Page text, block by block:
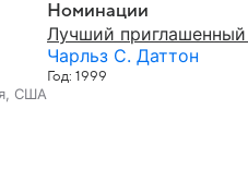
США
Номинации
Лучший
Чарльз С. Даттон
Год: 1999